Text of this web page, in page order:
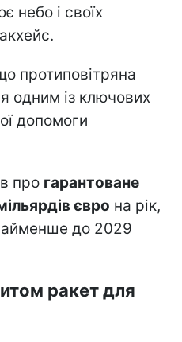
небо і своїх
протиповітряна
одним із ключових
допомоги
про гарантоване
євро на рік,
до 2029
ракет для